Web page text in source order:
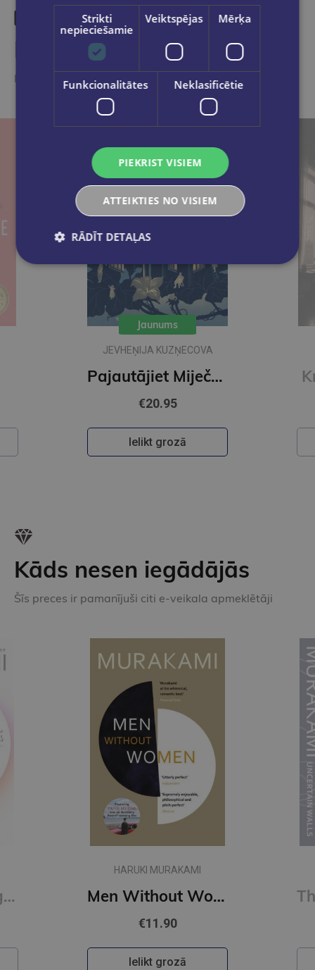
Līdzīgas preces
Ieskaties, varbūt noder
Jaunums
JEVHEŅIJA KUZŅECOVA
Pajautājiet Miječkai
€20.95
Ielikt grozā
Kāds nesen iegādājās
Šīs preces ir pamanījuši citi e-veikala apmeklētāji
First Person Singular : mind-bending new collection of short stories
HARUKI MURAKAMI
Men Without Women
€11.90
Ielikt grozā
Strikti
nepieciešamie
Veiktspējas Mērķa
Funkcionalitātes Neklasificētie
PIEKRIST VISIEM
ATTEIKTIES NO VISIEM
RĀDĪT DETAĻAS